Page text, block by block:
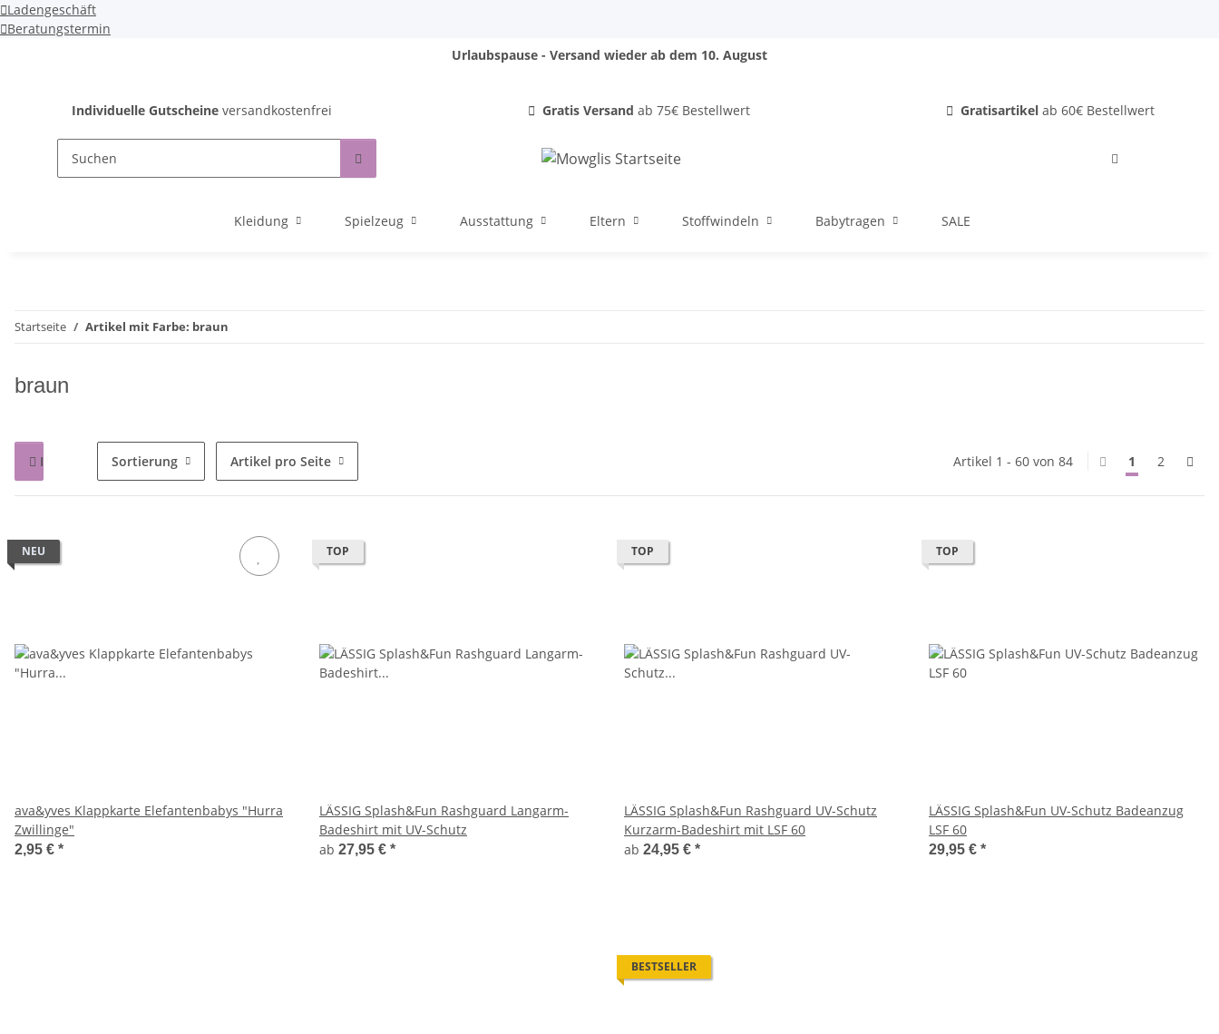
Ladengeschäft
Beratungstermin
Urlaubspause - Versand wieder ab dem 10. August
Individuelle Gutscheine versandkostenfrei Gratis Versand ab 75€ Bestellwert Gratisartikel ab 60€ Bestellwert
Kleidung Spielzeug Ausstattung Eltern Stoffwindeln Babytragen SALE
Startseite Artikel mit Farbe: braun
braun
Filter Sortierung Artikel pro Seite Artikel 1 - 60 von 84 1 2
NEU
ava&yves Klappkarte Elefantenbabys "Hurra
Zwillinge"
2,95 € *
TOP
LÄSSIG Splash&Fun Rashguard Langarm-
Badeshirt mit UV-Schutz
ab 27,95 € *
TOP
LÄSSIG Splash&Fun Rashguard UV-Schutz
Kurzarm-Badeshirt mit LSF 60
ab 24,95 € *
TOP
LÄSSIG Splash&Fun UV-Schutz Badeanzug
LSF 60
29,95 € *
BESTSELLER